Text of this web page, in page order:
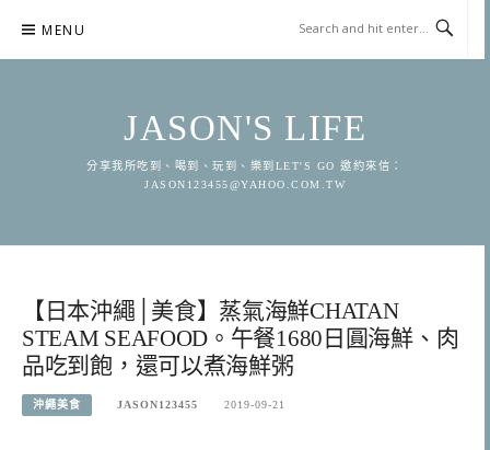
content
MENU
JASON'S LIFE
分享我所吃到、喝到、玩到、樂到LET'S GO 邀約來信：
JASON123455@YAHOO.COM.TW
【日本沖繩│美食】蒸氣海鮮CHATAN
STEAM SEAFOOD。午餐1680日圓海鮮、肉
品吃到飽，還可以煮海鮮粥
沖繩美食 JASON123455 2019-09-21